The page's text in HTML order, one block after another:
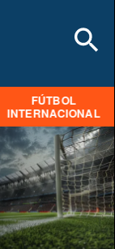
FÚTBOL
INTERNACIONAL